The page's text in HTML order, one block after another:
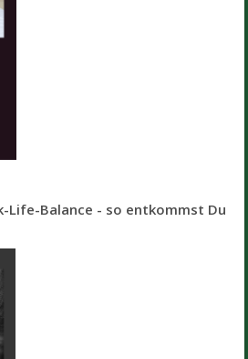
Life-Balance - so entkommst Du